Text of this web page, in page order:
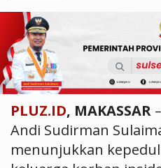
PLUZ.ID, MAKASSAR
Andi Sudirman
menunjukkan